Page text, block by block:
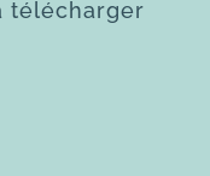
télécharger